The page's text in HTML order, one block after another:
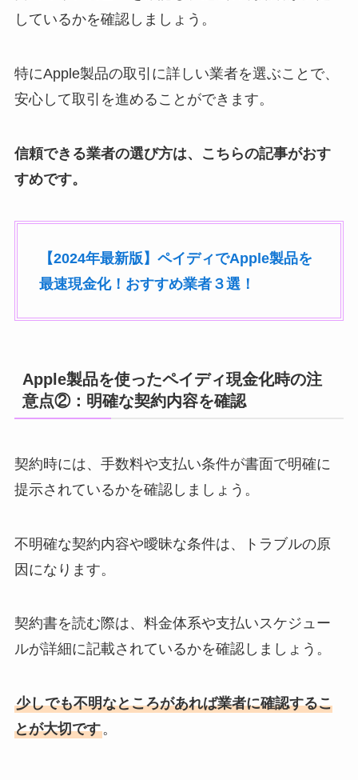
しているかを確認しましょう。
特にApple製品の取引に詳しい業者を選ぶことで、
安心して取引を進めることができます。
信頼できる業者の選び方は、こちらの記事がおす
すめです。
【2024年最新版】ペイディでApple製品を
最速現金化！おすすめ業者３選！
Apple製品を使ったペイディ現金化時の注
意点②：明確な契約内容を確認
契約時には、手数料や支払い条件が書面で明確に
提示されているかを確認しましょう。
不明確な契約内容や曖昧な条件は、トラブルの原
因になります。
契約書を読む際は、料金体系や支払いスケジュー
ルが詳細に記載されているかを確認しましょう。
少しでも不明なところがあれば業者に確認するこ
とが大切です。